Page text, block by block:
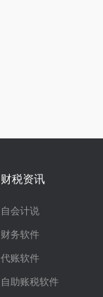
财税资讯
自会计说
财务软件
代账软件
自助账税软件